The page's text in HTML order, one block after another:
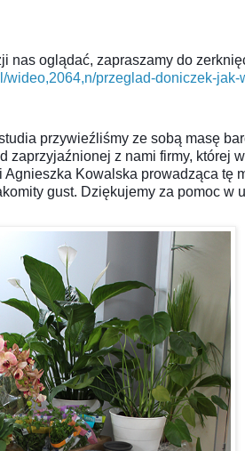
wideo,2064,n/przeglad-doniczek-
przywieźliśmy ze sobą masę
zaprzyjaźnionej z nami firmy, której
Agnieszka Kowalska prowadząca tę
gust. Dziękujemy za pomoc w